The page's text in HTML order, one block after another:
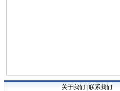
关于我们 |联系我们